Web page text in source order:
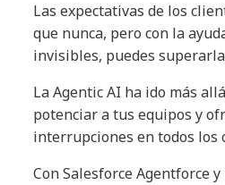
Las expectativas de los
que nunca, pero con la
invisibles, puedes
La Agentic AI ha ido más
potenciar a tus equipos y
interrupciones en todos los
Con Salesforce Agentforce